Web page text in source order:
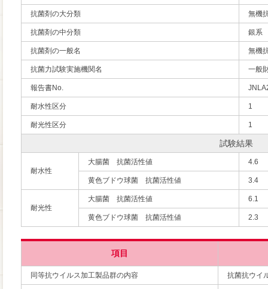
抗菌剤の大分類 無機
抗菌剤の中分類 銀系
抗菌剤の一般名 無機
抗菌力試験実施機関名 一般
報告書No.
耐水性区分 1
耐光性区分 1
試験結果
耐水性
大腸菌 抗菌活性値 4.6
黄色ブドウ球菌 抗菌活性値 3.4
耐光性
大腸菌 抗菌活性値 6.1
黄色ブドウ球菌 抗菌活性値 2.3
項目
同等抗ウイルス加工製品群の内容 抗菌抗ウイ